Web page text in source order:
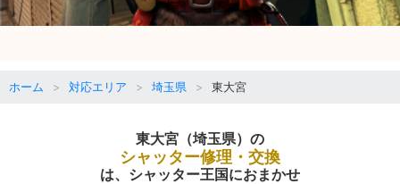
ホーム 対応エリア 埼玉県 東大宮
東大宮（埼玉県）の
シャッター修理・交換
は、シャッター王国におまかせ